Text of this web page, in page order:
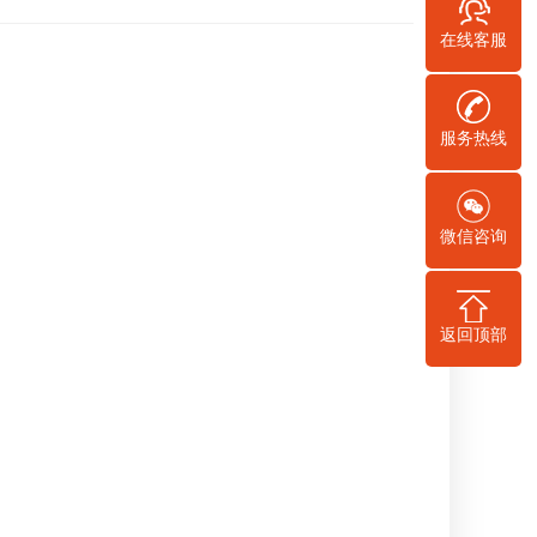
在线客服
服务热线
微信咨询
返回顶部